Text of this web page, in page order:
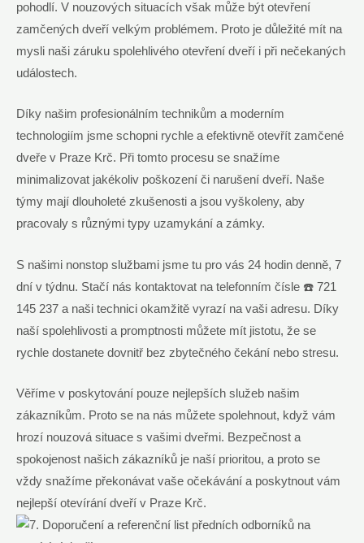
pohodlí. V nouzových situacích však může být otevření
zamčených dveří velkým problémem. Proto je důležité mít na
mysli naši záruku spolehlivého otevření dveří i při nečekaných
událostech.
Díky našim profesionálním technikům a moderním
technologiím jsme schopni rychle a efektivně otevřít zamčené
dveře v Praze Krč. Při tomto procesu se snažíme
minimalizovat jakékoliv poškození či narušení dveří. Naše
týmy mají dlouholeté zkušenosti a jsou vyškoleny, aby
pracovaly s různými typy uzamykání a zámky.
S našimi nonstop službami jsme tu pro vás 24 hodin denně, 7
dní v týdnu. Stačí nás kontaktovat na telefonním čísle ☎️ 721
145 237 a naši technici okamžitě vyrazí na vaši adresu. Díky
naší spolehlivosti a promptnosti můžete mít jistotu, že se
rychle dostanete dovnitř bez zbytečného čekání nebo stresu.
Věříme v poskytování pouze nejlepších služeb našim
zákazníkům. Proto se na nás můžete spolehnout, když vám
hrozí nouzová situace s vašimi dveřmi. Bezpečnost a
spokojenost našich zákazníků je naší prioritou, a proto se
vždy snažíme překonávat vaše očekávání a poskytnout vám
nejlepší otevírání dveří v Praze Krč.